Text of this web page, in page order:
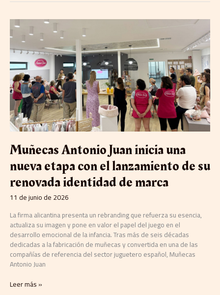
Muñecas Antonio Juan inicia una
nueva etapa con el lanzamiento de su
renovada identidad de marca
11 de junio de 2026
La firma alicantina presenta un rebranding que refuerza su esencia,
actualiza su imagen y pone en valor el papel del juego en el
desarrollo emocional de la infancia. Tras más de seis décadas
dedicadas a la fabricación de muñecas y convertida en una de las
compañías de referencia del sector juguetero español, Muñecas
Antonio Juan
Muñecas
Antonio
inicia
una
nueva
etapa
con
el
lanzamiento
de
su
identidad
de
marca
Leer más »